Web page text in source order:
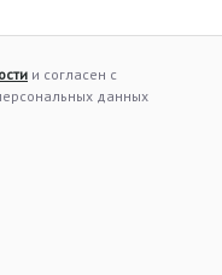
и согласен с
данных